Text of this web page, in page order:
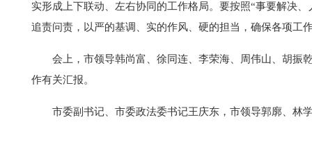
实形成上下联动、左右协同的工作格局。要按照“事要解决
追责问责，以严的基调、实的作风、硬的担当，确保各项工
会上，市领导韩尚富、徐同连、李荣海、周伟山、胡振
作有关汇报。
市委副书记、市委政法委书记王庆东，市领导郭廓、林